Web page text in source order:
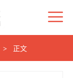
正文